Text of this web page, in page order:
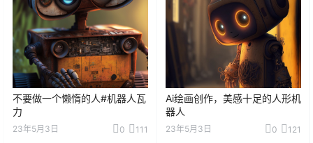
不要做一个懒惰的人#机器人瓦
力
23年5月3日 0 111
Ai绘画创作，美感十足的人形机
器人
23年5月3日 0 121